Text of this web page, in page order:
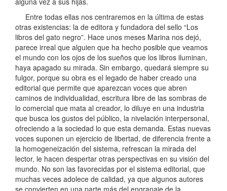
Entre todas ellas nos centraremos en la última de estas
otras existencias: la de editora y fundadora del sello “Los
libros del gato negro”. Hace unos meses Marina nos dejó,
parece irreal que alguien que ha hecho posible que veamos
el mundo con los ojos de los sueños que los libros iluminan,
haya apagado su mirada. Sin embargo, quedará siempre su
fulgor, porque su obra es el legado de haber creado una
editorial que permite que aparezcan voces que abren
caminos de individualidad, escritura libre de las sombras de
lo comercial que mata al creador, lo diluye en una industria
que busca los gustos del público, la nivelación interpersonal,
ofreciendo a la sociedad lo que esta demanda. Estas nuevas
voces suponen un ejercicio de libertad, de diferencia frente a
la homogeneización del sistema, refrescan la mirada del
lector, le hacen despertar otras perspectivas en su visión del
mundo. No son las favorecidas por el sistema editorial, que
muchas veces adolece de calidad, ya que algunos autores
se convierten en una parte más del engranaje de la